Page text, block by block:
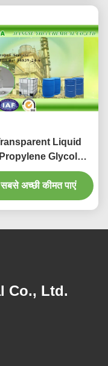
Liquid
Propylene Glycol
Monoethyl Ether
For Industrial
Coatings
सबसे अच्छी कीमत पाएं
Co., Ltd.